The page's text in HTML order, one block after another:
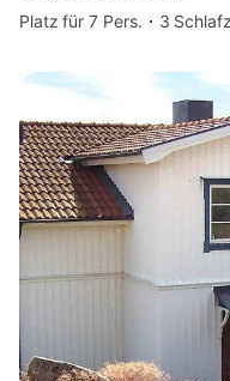
Platz für 7 Pers.
3